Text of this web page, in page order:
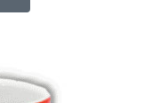
Code